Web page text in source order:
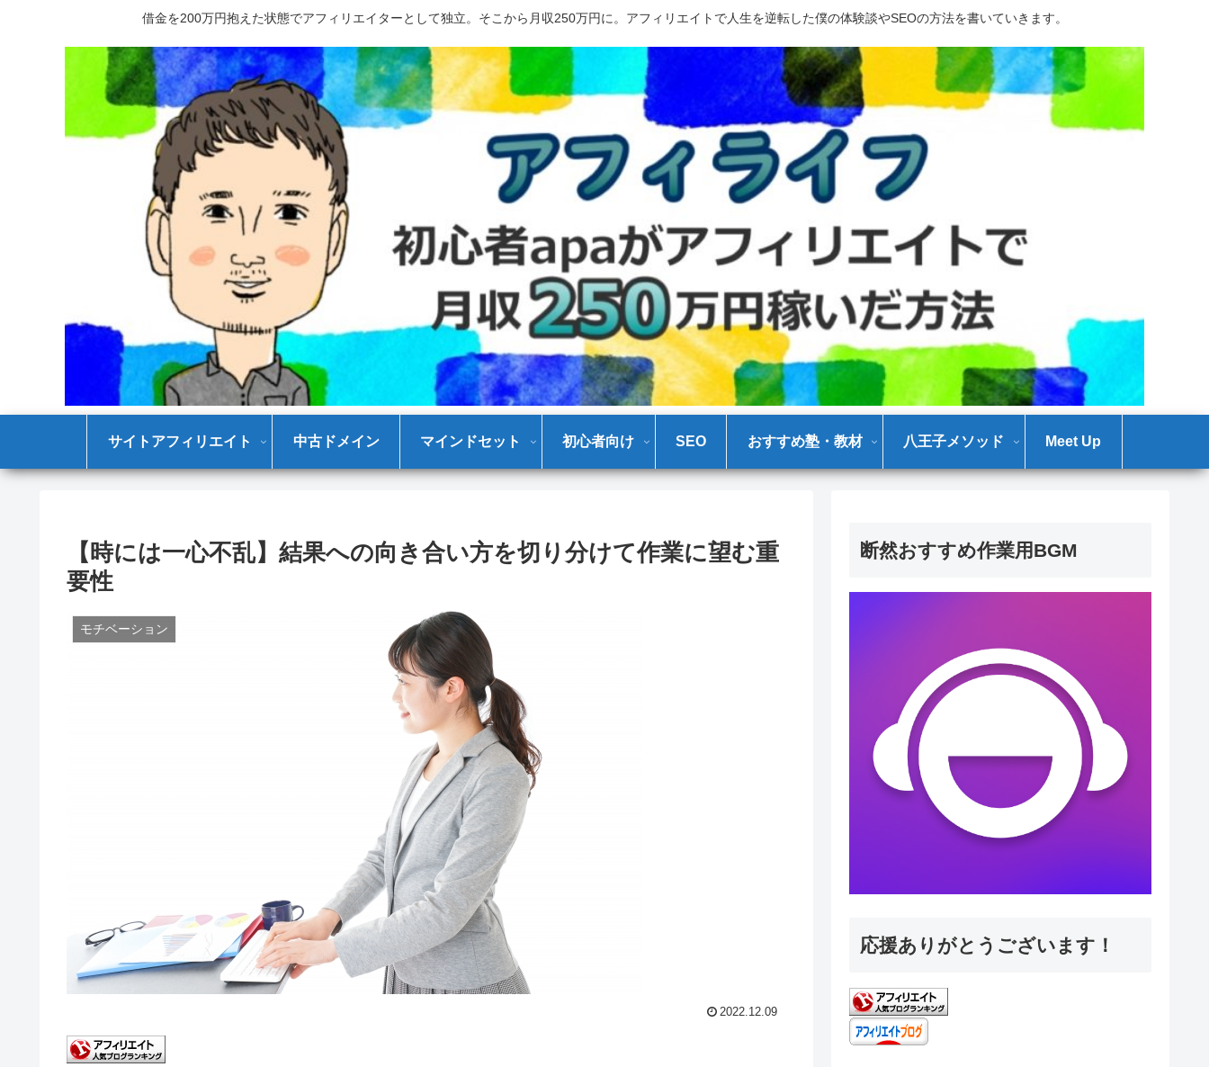
借金を200万円抱えた状態でアフィリエイターとして独立。そこから月収250万円に。アフィリエイトで人生を逆転した僕の体験談やSEOの方法を書いていきます。
サイトアフィリエイト 中古ドメイン マインドセット 初心者向け SEO おすすめ塾・教材 八王子メソッド Meet Up
【時には一心不乱】結果への向き合い方を切り分けて作業に望む重
要性
モチベーション
2022.12.09
断然おすすめ作業用BGM
応援ありがとうございます！